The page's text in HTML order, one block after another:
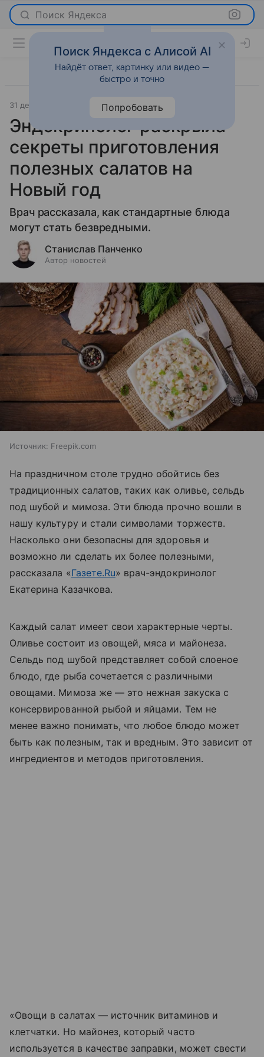
Поиск Яндекса
31 декабря 2024 О важном
Эндокринолог раскрыла
секреты приготовления
полезных салатов на
Новый год
Врач рассказала, как стандартные блюда
могут стать безвредными.
Станислав Панченко
Автор новостей
Источник: Freepik.com
На праздничном столе трудно обойтись без
традиционных салатов, таких как оливье, сельдь
под шубой и мимоза. Эти блюда прочно вошли в
нашу культуру и стали символами торжеств.
Насколько они безопасны для здоровья и
возможно ли сделать их более полезными,
рассказала «Газете.Ru» врач-эндокринолог
Екатерина Казачкова.
Каждый салат имеет свои характерные черты.
Оливье состоит из овощей, мяса и майонеза.
Сельдь под шубой представляет собой слоеное
блюдо, где рыба сочетается с различными
овощами. Мимоза же — это нежная закуска с
консервированной рыбой и яйцами. Тем не
менее важно понимать, что любое блюдо может
быть как полезным, так и вредным. Это зависит от
ингредиентов и методов приготовления.
«Овощи в салатах — источник витаминов и
клетчатки. Но майонез, который часто
используется в качестве заправки, может свести
Поиск Яндекса с Алисой AI
Найдёт ответ, картинку или видео —
быстро и точно
Попробовать